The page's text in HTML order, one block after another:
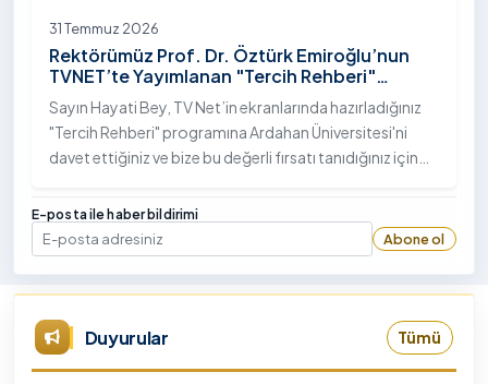
31 Temmuz 2026
Rektörümüz Prof. Dr. Öztürk Emiroğlu’nun
TVNET’te Yayımlanan "Tercih Rehberi"
Programındaki Röportajı
Sayın Hayati Bey, TV Net’in ekranlarında hazırladığınız
"Tercih Rehberi" programına Ardahan Üniversitesi'ni
davet ettiğiniz ve bize bu değerli fırsatı tanıdığınız için
teşekkürlerimi sunuyorum.
E-posta ile haber bildirimi
E-posta
Abone ol
Duyurular Tümü